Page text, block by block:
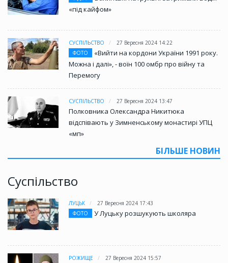
«під кайфом»
СУСПІЛЬСТВО
27 Вересня 2024 14:22
ФОТО
«Вийти на кордони України 1991 року.
Можна і далі», - воїн 100 омбр про війну та
Перемогу
СУСПІЛЬСТВО 27 Вересня 2024 13:47
Полковника Олександра Никитюка
відспівають у Зимненському монастирі УПЦ
«мп»
БІЛЬШЕ НОВИН
Суспільство
ЛУЦЬК
27 Вересня 2024 17:43
ФОТО
У Луцьку розшукують школяра
РОЖИЩЕ 27 Вересня 2024 15:57